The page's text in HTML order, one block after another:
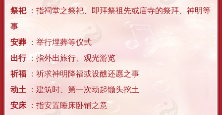
祭祀 ：指祠堂之祭祀、即拜祭祖先或庙寺的祭拜、神明等
事
安葬
：举行埋葬等仪式
出行 ：指外出旅行、观光游览
祈福
：祈求神明降福或设醮还愿之事
动土
：建筑时、第一次动起锄头挖土
安床 ：指安置睡床卧铺之意